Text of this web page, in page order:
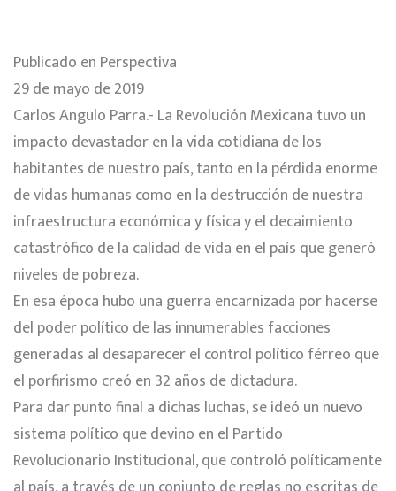
Publicado en Perspectiva
29 de mayo de 2019
Carlos Angulo Parra.- La Revolución Mexicana tuvo un
impacto devastador en la vida cotidiana de los
habitantes de nuestro país, tanto en la pérdida enorme
de vidas humanas como en la destrucción de nuestra
infraestructura económica y física y el decaimiento
catastrófico de la calidad de vida en el país que generó
niveles de pobreza.
En esa época hubo una guerra encarnizada por hacerse
del poder político de las innumerables facciones
generadas al desaparecer el control político férreo que
el porfirismo creó en 32 años de dictadura.
Para dar punto final a dichas luchas, se ideó un nuevo
sistema político que devino en el Partido
Revolucionario Institucional, que controló políticamente